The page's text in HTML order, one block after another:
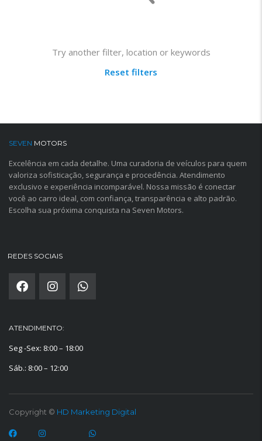
Try another filter, location or keywords
Reset filters
SEVEN MOTORS
Excelência em cada detalhe. Uma curadoria de veículos para quem
valoriza sofisticação, segurança e procedência. Atendimento
exclusivo e experiência incomparável. Nossa missão é conectar
você ao carro ideal, com confiança, transparência e alto padrão.
Escolha sua próxima conquista na Seven Motors.
REDES SOCIAIS
ATENDIMENTO:
Seg -Sex: 8:00 – 18:00
Sáb.: 8:00 – 12:00
Copyright © HD Marketing Digital